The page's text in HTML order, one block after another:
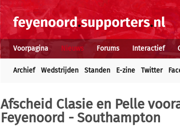
Voorpagina Nieuws Forums Interactief
Archief Wedstrijden Standen E-zine Twitter
Afscheid Clasie en Pelle
Feyenoord - Southampton